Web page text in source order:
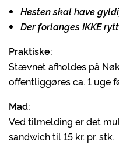
Hesten skal have
Der forlanges IKKE
Praktiske:
Stævnet afholdes på
offentliggøres ca. 1 uge
Mad:
Ved tilmelding er det
sandwich til 15 kr. pr. stk.